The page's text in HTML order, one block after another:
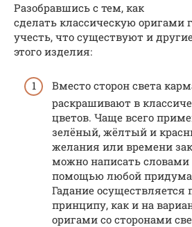
Разобравшись с тем, как
сделать классическую оригами
учесть, что существуют и
этого изделия:
Вместо сторон света
раскрашивают в
цветов. Чаще всего
зелёный, жёлтый и
желания или времени
можно написать словами
помощью любой
Гадание осуществляется
принципу, как и на
оригами со сторонами